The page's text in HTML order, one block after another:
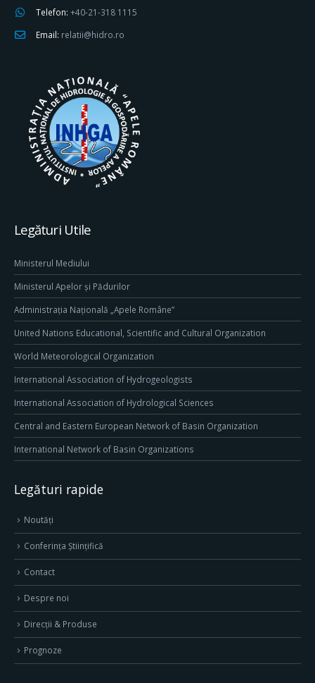
Telefon: +40-21-318 1115
Email: relatii@hidro.ro
Legături Utile
Ministerul Mediului
Ministerul Apelor și Pădurilor
Administrația Națională „Apele Române”
United Nations Educational, Scientific and Cultural Organization
World Meteorological Organization
International Association of Hydrogeologists
International Association of Hydrological Sciences
Central and Eastern European Network of Basin Organization
International Network of Basin Organizations
Legături rapide
Noutăți
Conferința Științifică
Contact
Despre noi
Direcţii & Produse
Prognoze